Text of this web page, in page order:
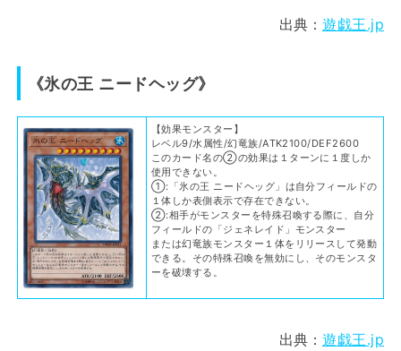
出典：遊戯王.jp
《氷の王 ニードヘッグ》
【効果モンスター】
レベル9/水属性/幻竜族/ATK2100/DEF2600
このカード名の②の効果は１ターンに１度しか
使用できない。
①:「氷の王 ニードヘッグ」は自分フィールドの
１体しか表側表示で存在できない。
②:相手がモンスターを特殊召喚する際に、自分
フィールドの「ジェネレイド」モンスター
または幻竜族モンスター１体をリリースして発動
できる。その特殊召喚を無効にし、そのモンスタ
ーを破壊する。
出典：遊戯王.jp